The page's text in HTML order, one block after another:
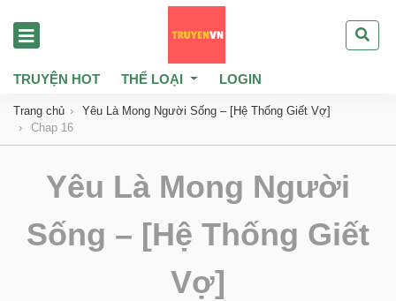
TRUYỆN HOT THỂ LOẠI LOGIN
Trang chủ
Yêu Là Mong Người Sống – [Hệ Thống Giết Vợ]
Chap 16
Yêu Là Mong Người
Sống – [Hệ Thống Giết
Vợ]